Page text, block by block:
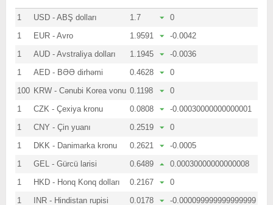
1 USD - ABŞ dolları 1.7
0
1
EUR - Avro 1.9591
-0.0042
1
AUD - Avstraliya dolları 1.1945
-0.0036
1
AED - BƏƏ dirhəmi 0.4628
0
100 KRW - Cənubi Korea vonu 0.1198
0
1
CZK - Çexiya kronu 0.0808
-0.00030000000000001
1
CNY - Çin yuanı 0.2519
0
1
DKK - Danimarka kronu 0.2621
-0.0005
1
GEL - Gürcü larisi 0.6489
0.00030000000000008
1
HKD - Honq Konq dolları 0.2167
0
1
INR - Hindistan rupisi 0.0178
-0.000099999999999999